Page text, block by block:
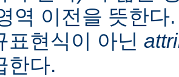
역 이전을 뜻한다
표현식이 아닌
한다.